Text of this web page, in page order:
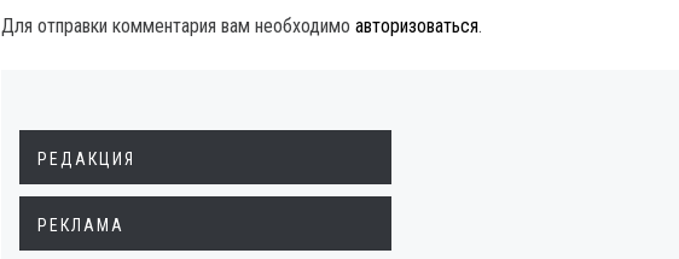
Для отправки комментария вам необходимо авторизоваться.
РЕДАКЦИЯ
РЕКЛАМА